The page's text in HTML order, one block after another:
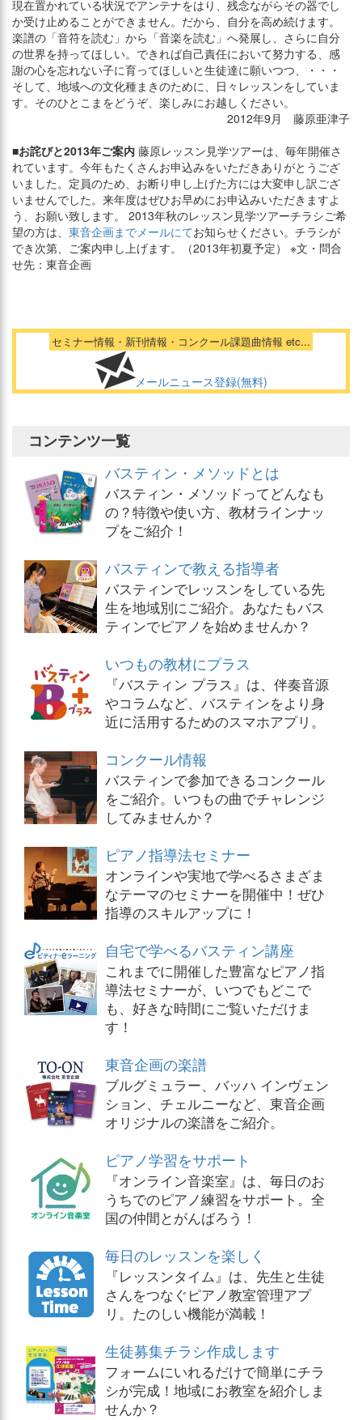
現在置かれている状況でアンテナをはり、残念ながらその器でし
か受け止めることができません。だから、自分を高め続けます。
楽譜の「音符を読む」から「音楽を読む」へ発展し、さらに自分
の世界を持ってほしい。できれば自己責任において努力する、感
謝の心を忘れない子に育ってほしいと生徒達に願いつつ、・・・
そして、地域への文化種まきのために、日々レッスンをしていま
す。そのひとこまをどうぞ、楽しみにお越しください。
2012年9月 藤原亜津子
■お詫びと2013年ご案内 藤原レッスン見学ツアーは、毎年開催さ
れています。今年もたくさんお申込みをいただきありがとうござ
いました。定員のため、お断り申し上げた方には大変申し訳ござ
いませんでした。来年度はぜひお早めにお申込みいただきますよ
う、お願い致します。 2013年秋のレッスン見学ツアーチラシご希
望の方は、 東音企画までメールにてお知らせください。チラシが
でき次第、ご案内申し上げます。（2013年初夏予定） ※文・問合
せ先：東音企画
セミナー情報・新刊情報・コンクール課題曲情報 etc...
メールニュース登録(無料)
コンテンツ一覧
バスティン・メソッドとは
バスティン・メソッドってどんなも
の？特徴や使い方、教材ラインナッ
プをご紹介！
バスティンで教える指導者
バスティンでレッスンをしている先
生を地域別にご紹介。あなたもバス
ティンでピアノを始めませんか？
いつもの教材にプラス
『バスティン プラス』は、伴奏音源
やコラムなど、バスティンをより身
近に活用するためのスマホアプリ。
コンクール情報
バスティンで参加できるコンクール
をご紹介。いつもの曲でチャレンジ
してみませんか？
ピアノ指導法セミナー
オンラインや実地で学べるさまざま
なテーマのセミナーを開催中！ぜひ
指導のスキルアップに！
自宅で学べるバスティン講座
これまでに開催した豊富なピアノ指
導法セミナーが、いつでもどこで
も、好きな時間にご覧いただけま
す！
東音企画の楽譜
ブルグミュラー、バッハ インヴェン
ション、チェルニーなど、東音企画
オリジナルの楽譜をご紹介。
ピアノ学習をサポート
『オンライン音楽室』は、毎日のお
うちでのピアノ練習をサポート。全
国の仲間とがんばろう！
毎日のレッスンを楽しく
『レッスンタイム』は、先生と生徒
さんをつなぐピアノ教室管理アプ
リ。たのしい機能が満載！
生徒募集チラシ作成します
フォームにいれるだけで簡単にチラ
シが完成！地域にお教室を紹介しま
せんか？